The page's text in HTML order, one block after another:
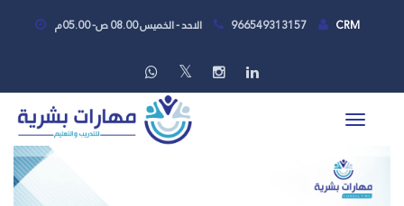
الاحد - الخميس 08.00 ص- 05.00م 966549313157 CRM